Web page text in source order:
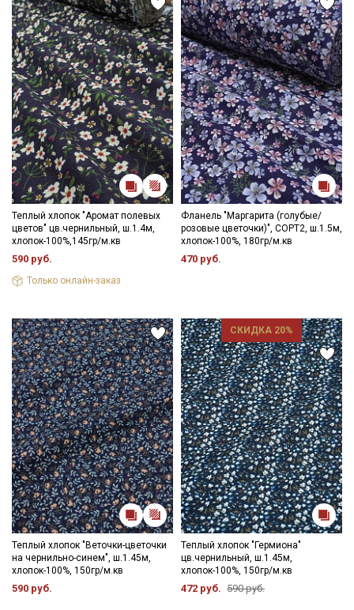
Теплый хлопок "Аромат полевых
цветов" цв.чернильный, ш.1.4м,
хлопок-100%,145гр/м.кв
590 руб.
Только онлайн-заказ
Фланель "Маргарита (голубые/
розовые цветочки)", СОРТ2, ш.1.5м,
хлопок-100%, 180гр/м.кв
470 руб.
Теплый хлопок "Веточки-цветочки
на чернильно-синем", ш.1.45м,
хлопок-100%, 150гр/м.кв
590 руб.
СКИДКА 20%
Теплый хлопок "Гермиона"
цв.чернильный, ш.1.45м,
хлопок-100%, 150гр/м.кв
472 руб. 590 руб.
Секретная рассылка от Купава
Мы публикуем здесь дополнительные
промокоды и скидки до 30% на узкие
категории тканей
Электронная почта
Ознакомлен(а) сПолитикой обработки персональных
данныхи даюСогласие на обработку персональных
данных
ДаюСогласие на получение рекламных и
информационных рассылок